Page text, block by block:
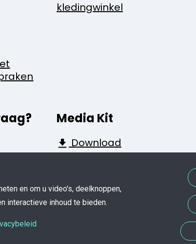
kledingwinkel
Media Kit
Download
TROOV
en om u video's, deelknoppen,
interactieve inhoud te bieden.